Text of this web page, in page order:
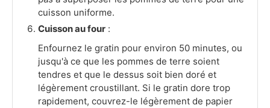
cuisson uniforme.
Cuisson au four :
Enfournez le gratin pour environ 50 minutes, ou
jusqu'à ce que les pommes de terre soient
tendres et que le dessus soit bien doré et
légèrement croustillant. Si le gratin dore trop
rapidement, couvrez-le légèrement de papier